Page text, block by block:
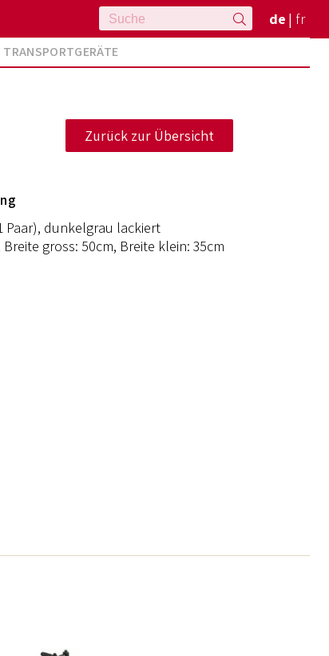
TRANSPORTGERÄTE
de fr
Paar), dunkelgrau lackiert
Breite gross: 50cm, Breite klein: 35cm